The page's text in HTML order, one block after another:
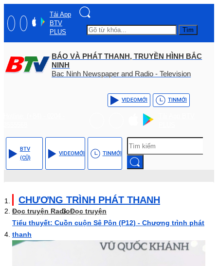
Tải App
BTV
PLUS
Tìm
BÁO VÀ PHÁT THANH, TRUYỀN HÌNH BẮC
NINH
Bac Ninh Newspaper and Radio - Television
VIDEOMỚI TINMỚI
BTV
(CŨ)
VIDEOMỚI TINMỚI
CHƯƠNG TRÌNH PHÁT THANH
Đọc truyện RadioĐọc truyện
Tiểu thuyết: Cuồn cuộn Sê Pôn (P12) - Chương trình phát
thanh